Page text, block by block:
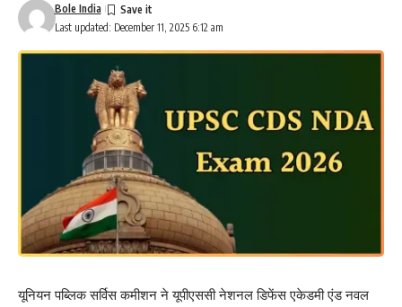
Last updated: December 11, 2025 6:12 am
Bole India
यूनियन पब्लिक सर्विस कमीशन ने यूपीएससी नेशनल डिफेंस एकेडमी एंड नवल